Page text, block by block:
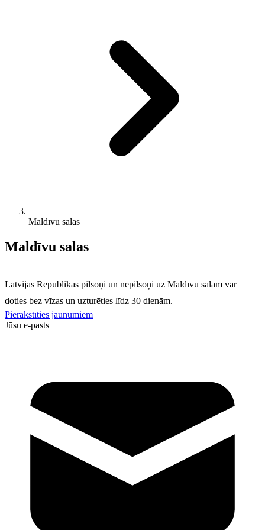
Maldīvu salas
Maldīvu salas
Latvijas Republikas pilsoņi un nepilsoņi uz Maldīvu salām var
doties bez vīzas un uzturēties līdz 30 dienām.
Pierakstīties jaunumiem
Jūsu e-pasts